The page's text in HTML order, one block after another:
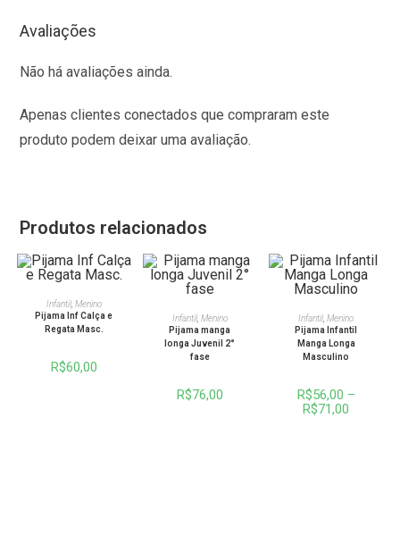
Avaliações
Não há avaliações ainda.
Apenas clientes conectados que compraram este
produto podem deixar uma avaliação.
Produtos relacionados
VER OPÇÕES
Infantil, Menino
Pijama Inf Calça e
Regata Masc.
R$60,00
VER OPÇÕES
Infantil, Menino
Pijama manga
longa Juvenil 2°
fase
R$76,00
VER OPÇÕES
Infantil ,Menino
Pijama Infantil
Manga Longa
Masculino
R$56,00 –
R$71,00